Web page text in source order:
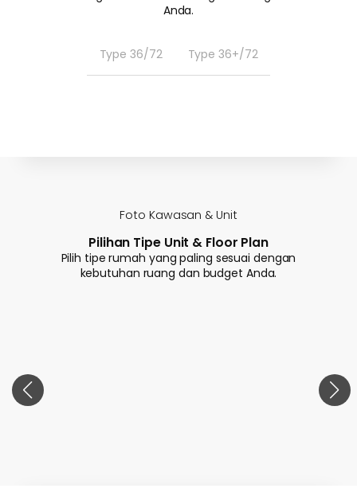
Anda.
Type 36/72 Type 36+/72
Foto Kawasan & Unit
Pilihan Tipe Unit & Floor Plan
Pilih tipe rumah yang paling sesuai dengan
kebutuhan ruang dan budget Anda.